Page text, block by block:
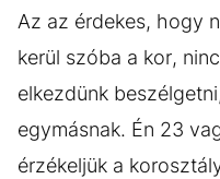
Az az érdekes, hogy
kerül szóba a kor,
elkezdünk
egymásnak. Én 23
érzékeljük a